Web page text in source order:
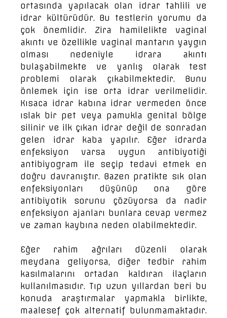
ortasında yapılacak olan idrar tahlili ve
idrar kültürüdür. Bu testlerin yorumu da
çok önemlidir. Zira hamilelikte vaginal
akıntı ve özellikle vaginal mantarın yaygın
olması nedeniyle idrara akıntı
bulaşabilmekte ve yanlış olarak test
problemi olarak çıkabilmektedir. Bunu
önlemek için ise orta idrar verilmelidir.
Kısaca idrar kabına idrar vermeden önce
ıslak bir pet veya pamukla genital bölge
silinir ve ilk çıkan idrar değil de sonradan
gelen idrar kaba yapılır. Eğer idrarda
enfeksiyon varsa uygun antibiyotiği
antibiyogram ile seçip tedavi etmek en
doğru davranıştır. Bazen pratikte sık olan
enfeksiyonları düşünüp ona göre
antibiyotik sorunu çözüyorsa da nadir
enfeksiyon ajanları bunlara cevap vermez
ve zaman kaybına neden olabilmektedir.
Eğer rahim ağrıları düzenli olarak
meydana geliyorsa, diğer tedbir rahim
kasılmalarını ortadan kaldıran ilaçların
kullanılmasıdır. Tıp uzun yıllardan beri bu
konuda araştırmalar yapmakla birlikte,
maalesef çok alternatif bulunmamaktadır.